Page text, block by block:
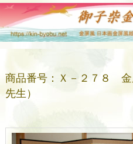
商品番号：Ｘ－２７８ 金
先生）